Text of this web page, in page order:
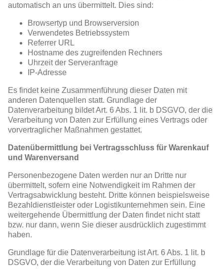
automatisch an uns übermittelt. Dies sind:
Browsertyp und Browserversion
Verwendetes Betriebssystem
Referrer URL
Hostname des zugreifenden Rechners
Uhrzeit der Serveranfrage
IP-Adresse
Es findet keine Zusammenführung dieser Daten mit
anderen Datenquellen statt. Grundlage der
Datenverarbeitung bildet Art. 6 Abs. 1 lit. b DSGVO, der die
Verarbeitung von Daten zur Erfüllung eines Vertrags oder
vorvertraglicher Maßnahmen gestattet.
Datenübermittlung bei Vertragsschluss für Warenkauf
und Warenversand
Personenbezogene Daten werden nur an Dritte nur
übermittelt, sofern eine Notwendigkeit im Rahmen der
Vertragsabwicklung besteht. Dritte können beispielsweise
Bezahldienstleister oder Logistikunternehmen sein. Eine
weitergehende Übermittlung der Daten findet nicht statt
bzw. nur dann, wenn Sie dieser ausdrücklich zugestimmt
haben.
Grundlage für die Datenverarbeitung ist Art. 6 Abs. 1 lit. b
DSGVO, der die Verarbeitung von Daten zur Erfüllung